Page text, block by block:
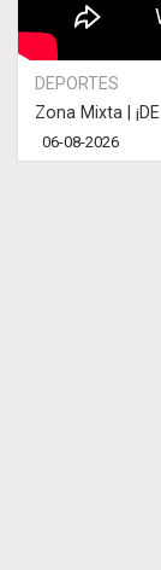
DEPORTES
Zona Mixta |
06-08-2026